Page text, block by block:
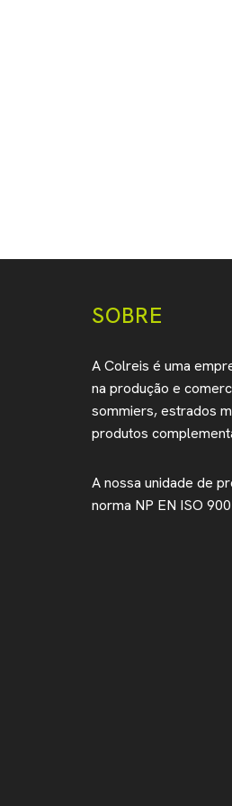
SOBRE
A Colreis é uma
na produção e
sommiers, estrados
produtos
A nossa unidade de
norma NP EN ISO